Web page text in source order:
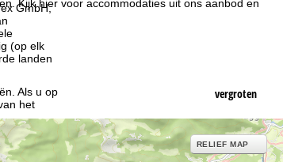
GmbH,
(op elk
landen
Als u op
het
Kijk hier voor accommodaties uit ons aanbod en
vergroten
RELIEF MAP